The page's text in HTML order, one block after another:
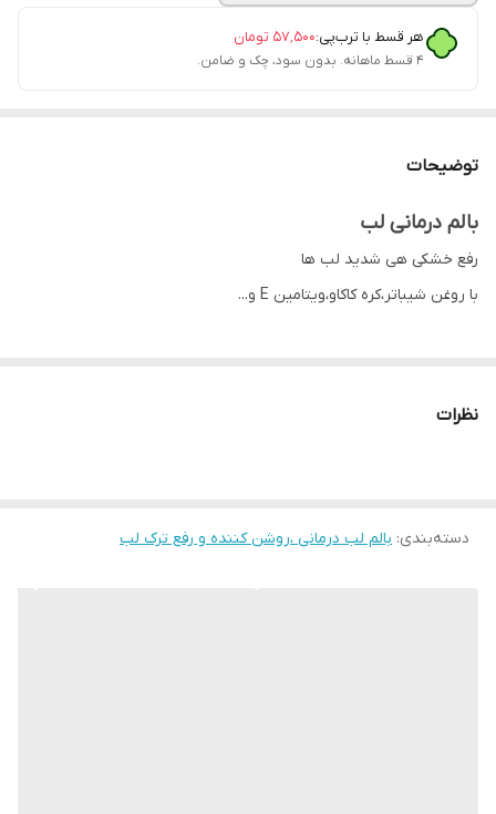
هر قسط با ترب‌پی:۵۷٬۵۰۰ تومان
۴ قسط ماهانه. بدون سود، چک و ضامن.
توضیحات
بالم درمانی لب
رفع خشکی هی شدید لب ها
با روغن شیباتر،کره کاکاو،ویتامین E و...
نظرات
دسته‌بندی: بالم لب درمانی ،روشن کننده و رفع ترک لب